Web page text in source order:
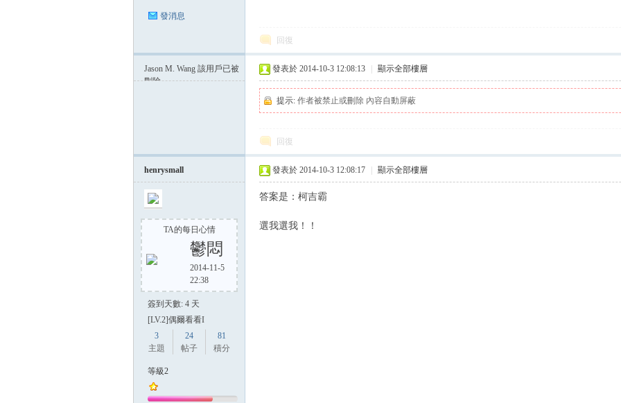
發消息
回復
Jason M. Wang 該用戶已被
刪除
發表於 2014-10-3 12:08:13 顯示全部樓層
提示: 作者被禁止或刪除 內容自動屏蔽
回復
henrysmall
TA的每日心情
鬱悶
2014-11-5
22:38
簽到天數: 4 天
[LV.2]偶爾看看I
3
主題
24
帖子
81
積分
等級2
發表於 2014-10-3 12:08:17 顯示全部樓層
答案是：柯吉霸
選我選我！！